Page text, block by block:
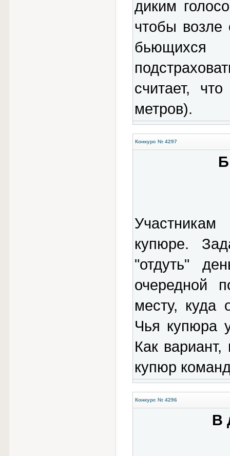
диким
чтобы
бьющихся
считает,
метров).
Конкурс № 4297
купюре.
"отдуть"
очередной
месту, куда
Чья купюра
Как вариант,
купюр
Конкурс № 4296
В